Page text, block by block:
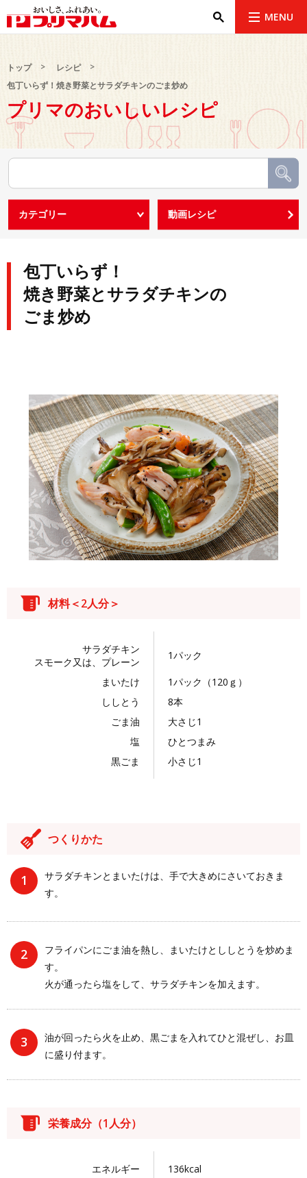
MENU
トップ
レシピ
包丁いらず！焼き野菜とサラダチキンのごま炒め
プリマのおいしいレシピ
包丁いらず！
焼き野菜とサラダチキンの
ごま炒め
材料＜2人分＞
サラダチキン
スモーク又は、プレーン
1パック
まいたけ
1パック（120ｇ）
ししとう
8本
ごま油
大さじ1
塩
ひとつまみ
黒ごま
小さじ1
つくりかた
サラダチキンとまいたけは、手で大きめにさいておきま
す。
フライパンにごま油を熱し、まいたけとししとうを炒めま
す。
火が通ったら塩をして、サラダチキンを加えます。
油が回ったら火を止め、黒ごまを入れてひと混ぜし、お皿
に盛り付ます。
栄養成分（1人分）
エネルギー
136kcal